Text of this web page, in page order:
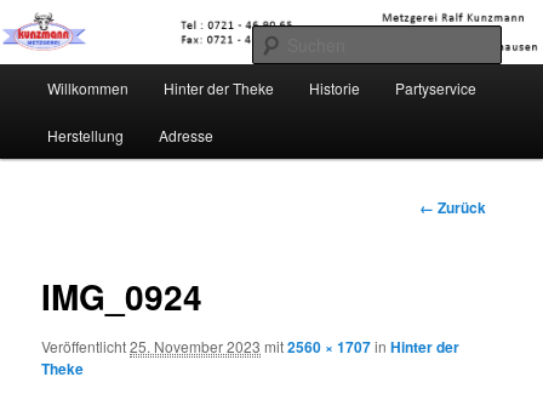
Inhalt
wechseln
Metzgerei Kunzmann
Karlsruher Str. 70 * Pfinztal-Berghausen * Deutschland /Germany
Willkommen Hinter der Theke Historie Partyservice
Herstellung Adresse
Bilder-
← Zurück
IMG_0924
Veröffentlicht25. November 2023 mit2560 × 1707inHinter der
Theke